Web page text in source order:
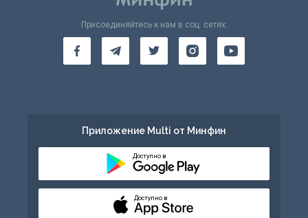
Присоединяйтесь к нам в соц. сетях:
Приложение Multi от Минфин
Доступно в
Доступно в